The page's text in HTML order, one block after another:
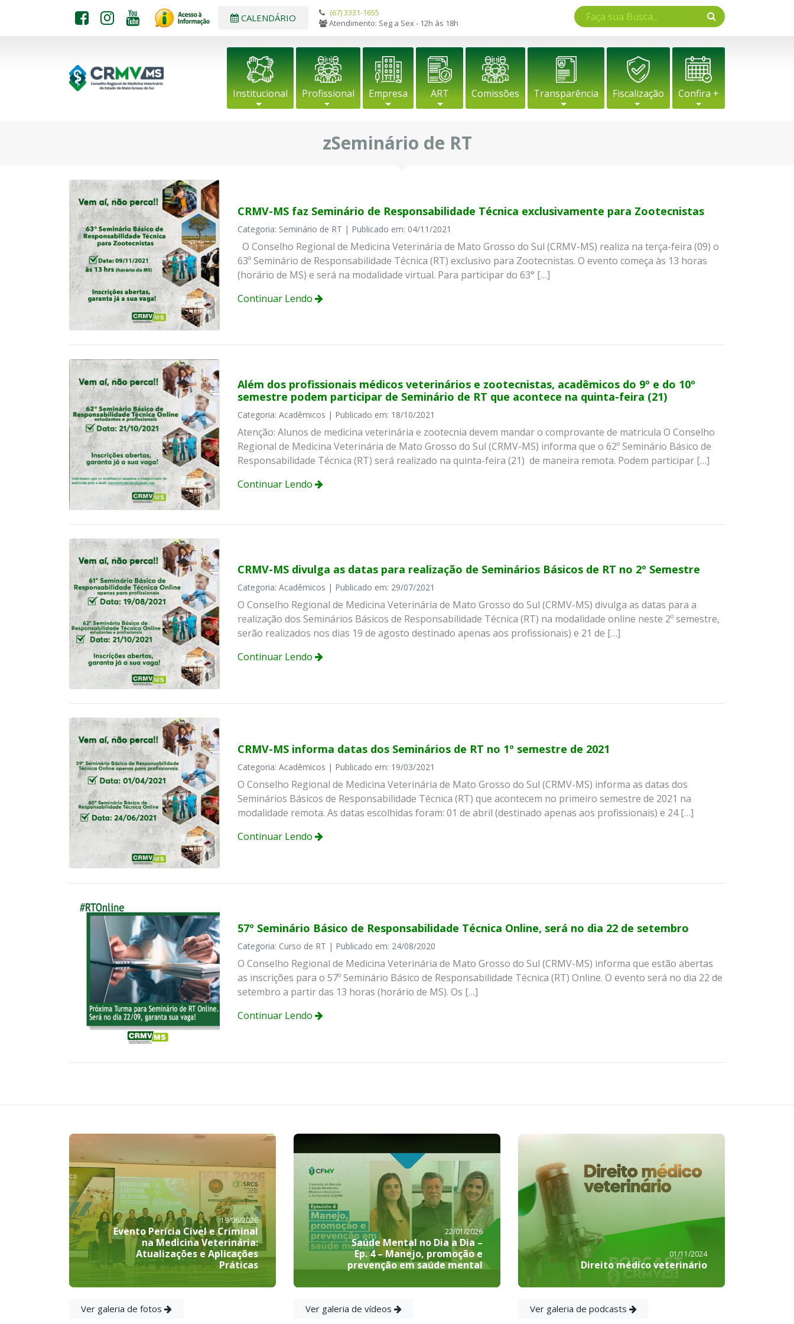
CALENDÁRIO
(67) 3331-1655
Atendimento: Seg a Sex - 12h às 18h
Institucional Profissional Empresa ART Comissões Transparência Fiscalização Confira +
zSeminário de RT
CRMV-MS faz Seminário de Responsabilidade Técnica exclusivamente para Zootecnistas
Categoria: Seminário de RT | Publicado em: 04/11/2021
O Conselho Regional de Medicina Veterinária de Mato Grosso do Sul (CRMV-MS) realiza na terça-feira (09) o
63º Seminário de Responsabilidade Técnica (RT) exclusivo para Zootecnistas. O evento começa às 13 horas
(horário de MS) e será na modalidade virtual. Para participar do 63° […]
Continuar Lendo
Além dos profissionais médicos veterinários e zootecnistas, acadêmicos do 9º e do 10º
semestre podem participar de Seminário de RT que acontece na quinta-feira (21)
Categoria: Acadêmicos | Publicado em: 18/10/2021
Atenção: Alunos de medicina veterinária e zootecnia devem mandar o comprovante de matricula O Conselho
Regional de Medicina Veterinária de Mato Grosso do Sul (CRMV-MS) informa que o 62º Seminário Básico de
Responsabilidade Técnica (RT) será realizado na quinta-feira (21) de maneira remota. Podem participar […]
Continuar Lendo
CRMV-MS divulga as datas para realização de Seminários Básicos de RT no 2º Semestre
Categoria: Acadêmicos | Publicado em: 29/07/2021
O Conselho Regional de Medicina Veterinária de Mato Grosso do Sul (CRMV-MS) divulga as datas para a
realização dos Seminários Básicos de Responsabilidade Técnica (RT) na modalidade online neste 2º semestre,
serão realizados nos dias 19 de agosto destinado apenas aos profissionais) e 21 de […]
Continuar Lendo
CRMV-MS informa datas dos Seminários de RT no 1º semestre de 2021
Categoria: Acadêmicos | Publicado em: 19/03/2021
O Conselho Regional de Medicina Veterinária de Mato Grosso do Sul (CRMV-MS) informa as datas dos
Seminários Básicos de Responsabilidade Técnica (RT) que acontecem no primeiro semestre de 2021 na
modalidade remota. As datas escolhidas foram: 01 de abril (destinado apenas aos profissionais) e 24 […]
Continuar Lendo
57º Seminário Básico de Responsabilidade Técnica Online, será no dia 22 de setembro
Categoria: Curso de RT | Publicado em: 24/08/2020
O Conselho Regional de Medicina Veterinária de Mato Grosso do Sul (CRMV-MS) informa que estão abertas
as inscrições para o 57º Seminário Básico de Responsabilidade Técnica (RT) Online. O evento será no dia 22 de
setembro a partir das 13 horas (horário de MS). Os […]
Continuar Lendo
19/06/2026
Evento Perícia Cível e Criminal
na Medicina Veterinária:
Atualizações e Aplicações
Práticas
Ver galeria de fotos
22/01/2026
Saúde Mental no Dia a Dia –
Ep. 4 – Manejo, promoção e
prevenção em saúde mental
Ver galeria de vídeos
01/11/2024
Direito médico veterinário
Ver galeria de podcasts